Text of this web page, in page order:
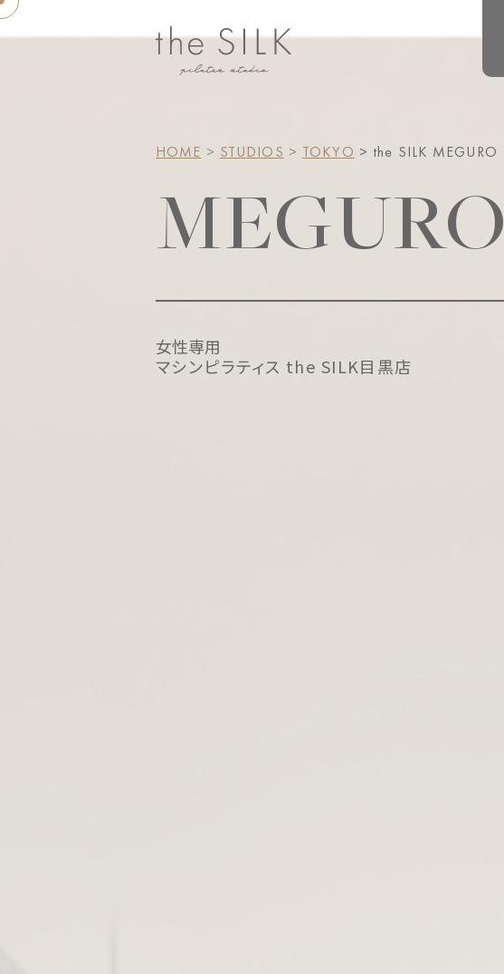
HOME > STUDIOS > TOKYO > the SILK MEGURO
MEGURO
女性専用
マシンピラティス the SILK目黒店